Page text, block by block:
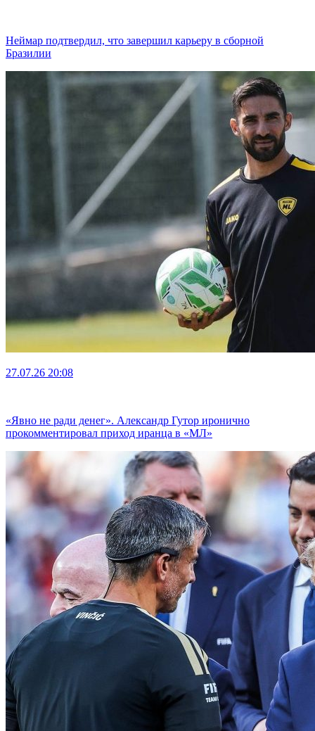
Неймар подтвердил, что завершил карьеру в сборной
Бразилии
27.07.26 20:08
«Явно не ради денег». Александр Гутор иронично
прокомментировал приход иранца в «МЛ»